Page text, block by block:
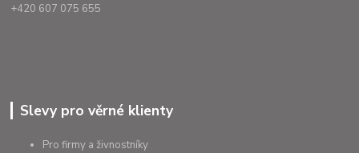
+420 607 075 655
Slevy pro věrné klienty
Pro firmy a živnostníky